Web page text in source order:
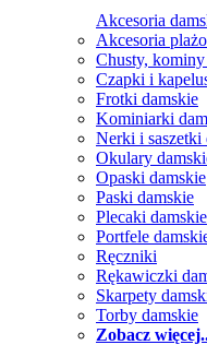
Akcesoria
Akcesoria
Chusty,
Czapki i
Frotki damskie
Kominiarki
Nerki i saszetki
Okulary
Opaski damskie
Paski damskie
Plecaki damskie
Portfele
Ręczniki
Rękawiczki
Skarpety
Torby damskie
Zobacz